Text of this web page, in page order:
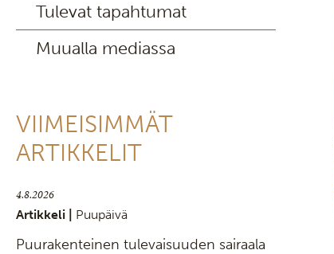
Tulevat tapahtumat
Muualla mediassa
VIIMEISIMMÄT
ARTIKKELIT
4.8.2026
Artikkeli | Puupäivä
Puurakenteinen tulevaisuuden sairaala